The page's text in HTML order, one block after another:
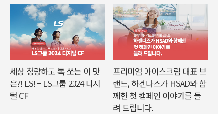
세상 청량하고 톡 쏘는 이 맛
은?! LS! – LS그룹 2024 디지
털 CF
프리미엄 아이스크림 대표 브
랜드, 하겐다즈가 HSAD와 함
께한 첫 캠페인 이야기를 들
려 드립니다.